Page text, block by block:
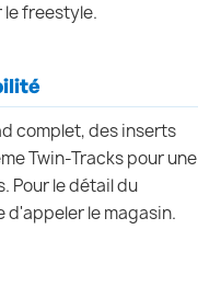
freestyle.
complet, des inserts
Twin-Tracks pour une
Pour le détail du
d'appeler le magasin.